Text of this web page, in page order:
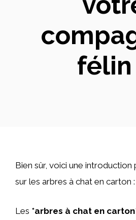
félin
Bien sûr, voici une
sur les arbres à chat en carton :
Les *arbres à chat en carton